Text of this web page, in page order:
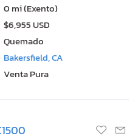
0 mi (Exento)
$6,955 USD
Quemado
Bakersfield, CA
Venta Pura